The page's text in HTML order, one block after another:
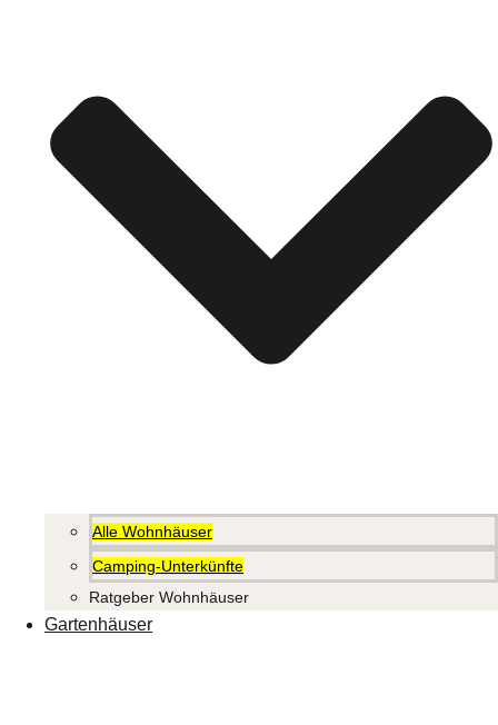
Alle Wohnhäuser
Camping-Unterkünfte
Ratgeber Wohnhäuser
Gartenhäuser